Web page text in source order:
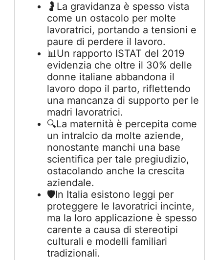
🤰La gravidanza è spesso vista
come un ostacolo per molte
lavoratrici, portando a tensioni e
paure di perdere il lavoro.
📊Un rapporto ISTAT del 2019
evidenzia che oltre il 30% delle
donne italiane abbandona il
lavoro dopo il parto, riflettendo
una mancanza di supporto per le
madri lavoratrici.
🔍La maternità è percepita come
un intralcio da molte aziende,
nonostante manchi una base
scientifica per tale pregiudizio,
ostacolando anche la crescita
aziendale.
🛡️In Italia esistono leggi per
proteggere le lavoratrici incinte,
ma la loro applicazione è spesso
carente a causa di stereotipi
culturali e modelli familiari
tradizionali.